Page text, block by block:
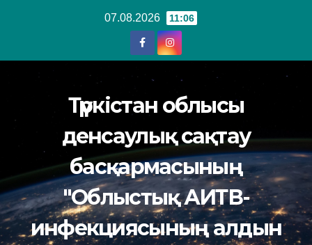
07.08.2026 11:06
Түркістан облысы
денсаулық сақтау
басқармасының
"Облыстық АИТВ-
инфекциясының алдын